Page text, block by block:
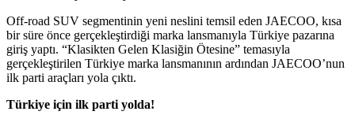
Off-road SUV segmentinin yeni neslini temsil eden JAECOO, kısa
bir süre önce gerçekleştirdiği marka lansmanıyla Türkiye pazarına
giriş yaptı. “Klasikten Gelen Klasiğin Ötesine” temasıyla
gerçekleştirilen Türkiye marka lansmanının ardından JAECOO’nun
ilk parti araçları yola çıktı.
Türkiye için ilk parti yolda!